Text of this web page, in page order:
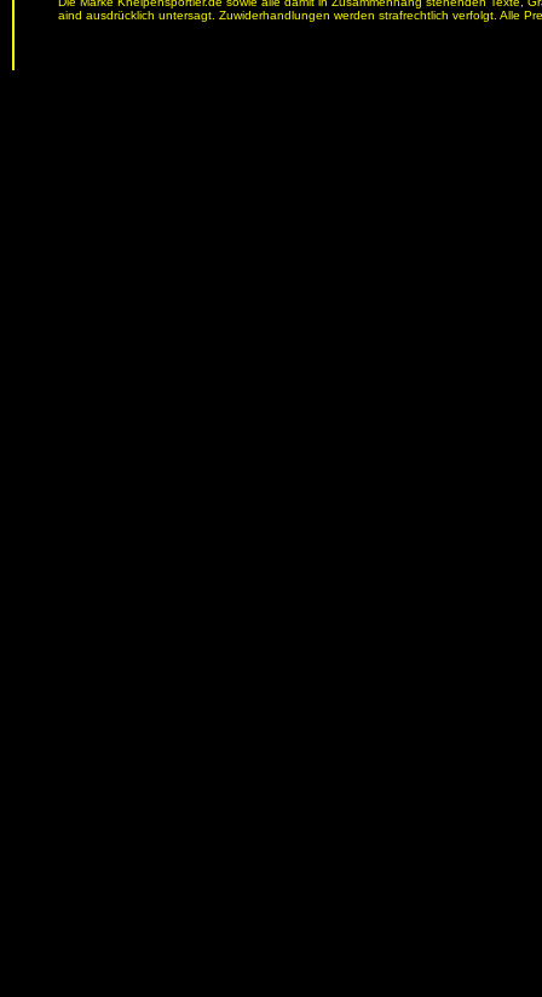
aind ausdrücklich untersagt. Zuwiderhandlungen werden strafrechtlich verfolgt. Alle